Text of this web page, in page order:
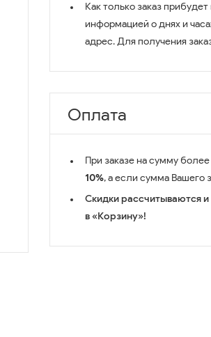
Как только заказ
информацией о днях и
адрес. Для получения
Оплата
При заказе на сумму
10%, а если сумма Вашего
Скидки рассчитываются
в «Корзину»!